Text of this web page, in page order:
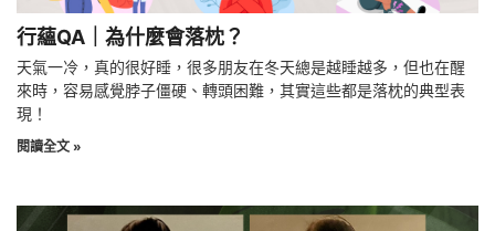
行蘊QA｜為什麼會落枕？
天氣一冷，真的很好睡，很多朋友在冬天總是越睡越多，但也在醒
來時，容易感覺脖子僵硬、轉頭困難，其實這些都是落枕的典型表
現！
閱讀全文 »